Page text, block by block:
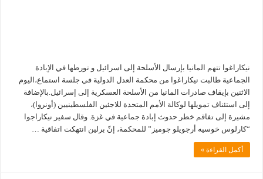
نيكاراغوا تتهم المانيا بإرسال الأسلحة إلى اسرائيل و تورطها في الإبادة
الجماعية طالبت نيكاراغوا من محكمة العدل الدولية في جلسة استماع،اليوم
الاثنين بإيقاف صادرات المانيا من الأسلحة العسكرية إلى إسرائيل.بالإضافة
إلى استئناف تمويلها لوكالة الأمم المتحدة للاجئين الفلسطينيين (أونروا)،
مشيرة إلى تفاقم خطر حدوث إبادة جماعية في غزة. وقال سفير نيكاراجوا
“كارلوس خوسيه أرجويلو جوميز” للمحكمة، إنّ برلين انتهكت اتفاقية …
أكمل القراءة »